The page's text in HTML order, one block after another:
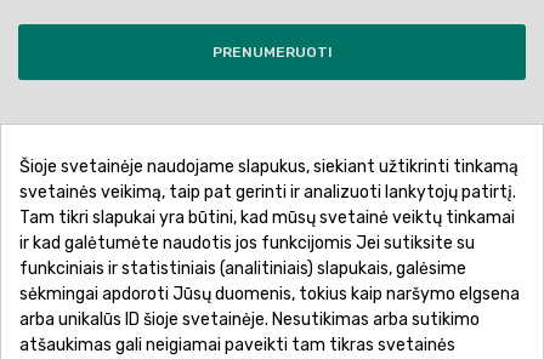
PRENUMERUOTI
Pirkimo sąlygos ir taisyklės
Privatumo politika
Garantinis aptarnavimas
Prekių pristatymas
Prekių grąžinimas
Atsiskaitymo būdai
Šioje svetainėje naudojame slapukus, siekiant užtikrinti tinkamą
svetainės veikimą, taip pat gerinti ir analizuoti lankytojų patirtį.
Tam tikri slapukai yra būtini, kad mūsų svetainė veiktų tinkamai
ir kad galėtumėte naudotis jos funkcijomis Jei sutiksite su
funkciniais ir statistiniais (analitiniais) slapukais, galėsime
sėkmingai apdoroti Jūsų duomenis, tokius kaip naršymo elgsena
arba unikalūs ID šioje svetainėje. Nesutikimas arba sutikimo
atšaukimas gali neigiamai paveikti tam tikras svetainės